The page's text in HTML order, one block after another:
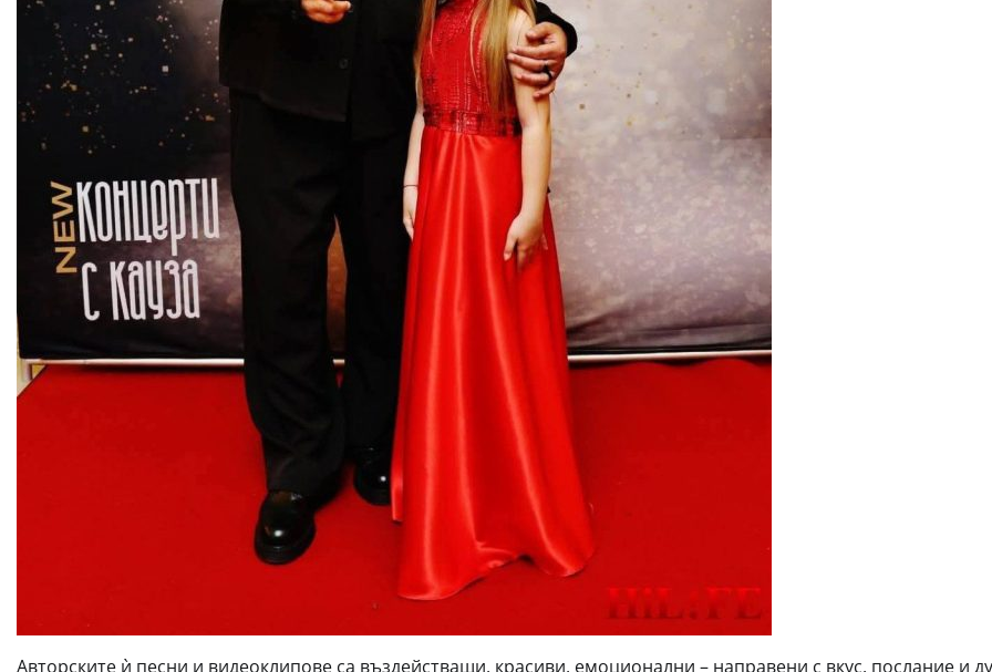
Авторските ѝ песни и видеоклипове са въздействащи, красиви, емоционални – направени с вкус, послание и